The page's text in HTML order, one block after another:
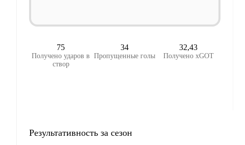
75
Получено ударов в
створ
34
Пропущенные голы
32,43
Получено xGOT
Результативность за сезон